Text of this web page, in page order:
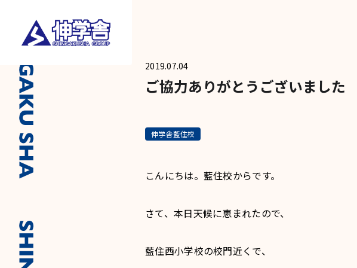
2019.07.04
ご協力ありがとうございました
伸学舎藍住校
こんにちは。藍住校からです。
さて、本日天候に恵まれたので、
藍住西小学校の校門近くで、